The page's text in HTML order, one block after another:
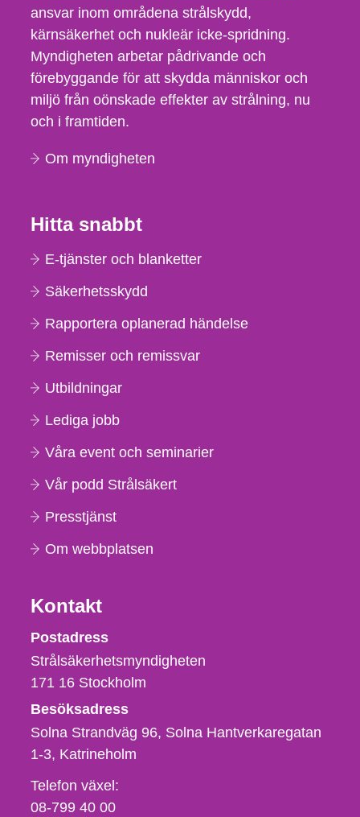
ansvar inom områdena strålskydd,
kärnsäkerhet och nukleär icke-spridning.
Myndigheten arbetar pådrivande och
förebyggande för att skydda människor och
miljö från oönskade effekter av strålning, nu
och i framtiden.
Om myndigheten
Hitta snabbt
E-tjänster och blanketter
Säkerhetsskydd
Rapportera oplanerad händelse
Remisser och remissvar
Utbildningar
Lediga jobb
Våra event och seminarier
Vår podd Strålsäkert
Presstjänst
Om webbplatsen
Kontakt
Strålsäkerhetsmyndigheten
Postadress
Strålsäkerhetsmyndigheten
171 16 Stockholm
Besöksadress
Solna Strandväg 96, Solna Hantverkaregatan
1-3 Katrineholm
Telefon,
fax
Telefon växel:
08-799 40 00